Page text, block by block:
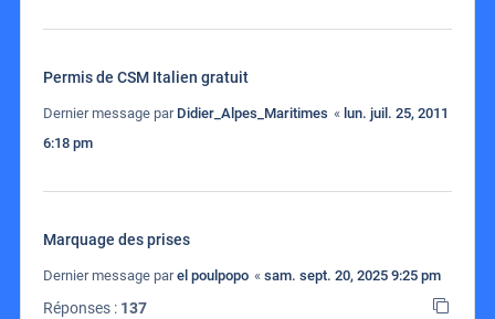
Permis de CSM Italien gratuit
Dernier message par Didier_Alpes_Maritimes « lun. juil. 25, 2011
6:18 pm
Marquage des prises
Dernier message parel poulpopo « sam. sept. 20, 2025 9:25 pm
Réponses : 137